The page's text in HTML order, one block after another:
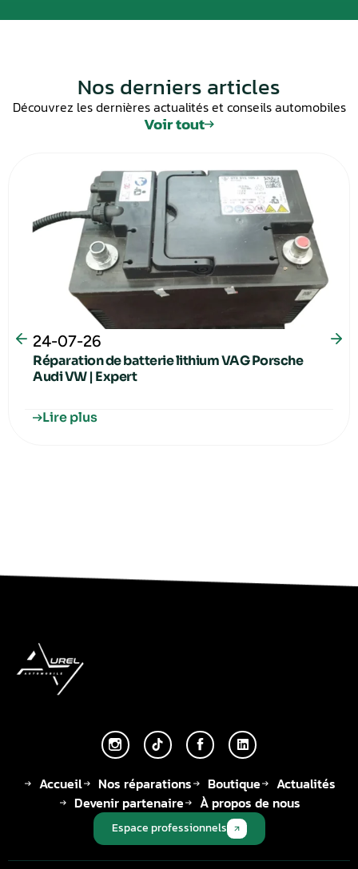
Nos derniers articles
Découvrez les dernières actualités et conseils automobiles
Voir tout
24-07-26
Réparation de batterie lithium VAG Porsche
Audi VW | Expert
Lire plus
Accueil Nos réparations Boutique
Actualités
Devenir partenaire
À propos de nous
Espace professionnels